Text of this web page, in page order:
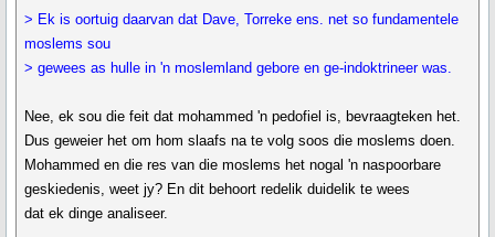
> Ek is oortuig daarvan dat Dave, Torreke ens. net so fundamentele
moslems sou
> gewees as hulle in 'n moslemland gebore en ge-indoktrineer was.
Nee, ek sou die feit dat mohammed 'n pedofiel is, bevraagteken het.
Dus geweier het om hom slaafs na te volg soos die moslems doen.
Mohammed en die res van die moslems het nogal 'n naspoorbare
geskiedenis, weet jy? En dit behoort redelik duidelik te wees
dat ek dinge analiseer.